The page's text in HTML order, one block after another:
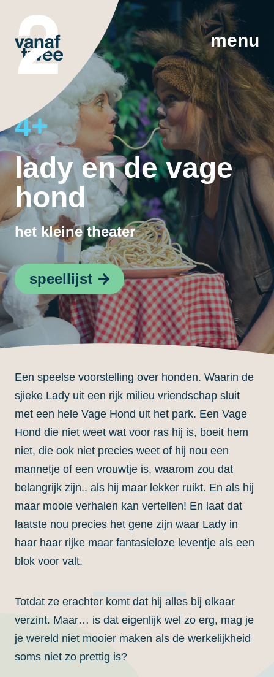
menu
4+
lady en de vage
hond
het kleine theater
speellijst
Een speelse voorstelling over honden. Waarin de
sjieke Lady uit een rijk milieu vriendschap sluit
met een hele Vage Hond uit het park. Een Vage
Hond die niet weet wat voor ras hij is, boeit hem
niet, die ook niet precies weet of hij nou een
mannetje of een vrouwtje is, waarom zou dat
belangrijk zijn.. als hij maar lekker ruikt. En als hij
maar mooie verhalen kan vertellen! En laat dat
laatste nou precies het gene zijn waar Lady in
haar haar rijke maar fantasieloze leventje als een
blok voor valt.
Totdat ze erachter komt dat hij alles bij elkaar
verzint. Maar… is dat eigenlijk wel zo erg, mag je
je wereld niet mooier maken als de werkelijkheid
soms niet zo prettig is?